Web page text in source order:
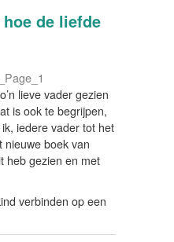
de liefde
lieve vader gezien
is ook te begrijpen,
iedere vader tot het
nieuwe boek van
heb gezien en met
verbinden op een